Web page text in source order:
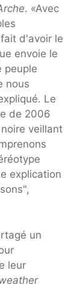
. «Avec
d'avoir le
envoie le
peuple
nous
Le
de 2006
veillant
explication
un
leur